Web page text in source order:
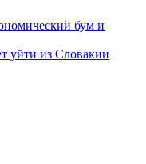
бум и
уйти из Словакии